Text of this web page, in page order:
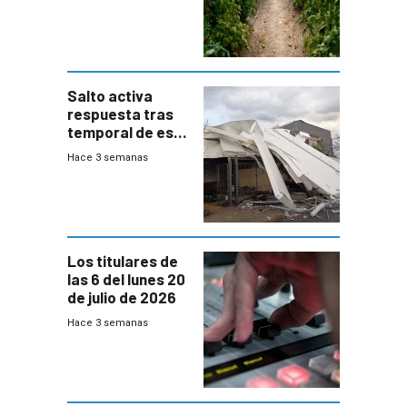
Salto activa
respuesta tras
temporal de este
sábado con
Hace 3 semanas
Los titulares de
las 6 del lunes 20
de julio de 2026
Hace 3 semanas